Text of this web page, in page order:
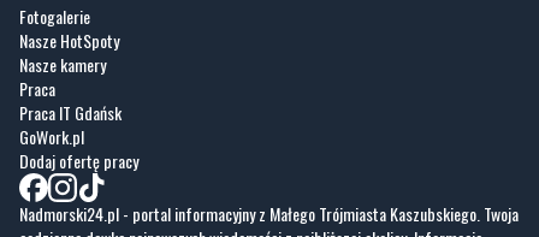
Fotogalerie
Nasze HotSpoty
Nasze kamery
Praca
Praca IT Gdańsk
GoWork.pl
Dodaj ofertę pracy
Nadmorski24.pl - portal informacyjny z Małego Trójmiasta Kaszubskiego. Twoja